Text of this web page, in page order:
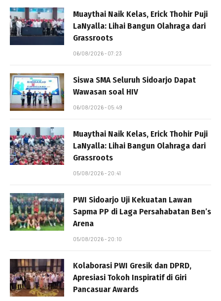
Muaythai Naik Kelas, Erick Thohir Puji
LaNyalla: Lihai Bangun Olahraga dari
Grassroots
06/08/2026 - 07:23
Siswa SMA Seluruh Sidoarjo Dapat
Wawasan soal HIV
06/08/2026 - 05:49
Muaythai Naik Kelas, Erick Thohir Puji
LaNyalla: Lihai Bangun Olahraga dari
Grassroots
05/08/2026 - 20:41
PWI Sidoarjo Uji Kekuatan Lawan
Sapma PP di Laga Persahabatan Ben’s
Arena
05/08/2026 - 20:10
Kolaborasi PWI Gresik dan DPRD,
Apresiasi Tokoh Inspiratif di Giri
Pancasuar Awards